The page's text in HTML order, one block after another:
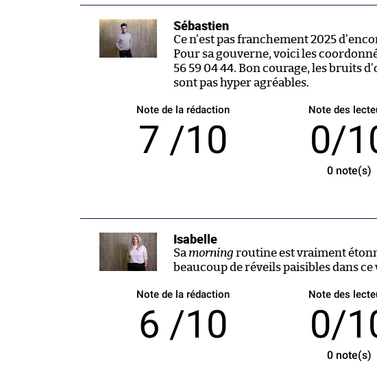
Sébastien
Ce n’est pas franchement 2025
Pour sa gouverne, voici les
56 59 04 44. Bon courage, les bruits
sont pas hyper agréables.
Note de la rédaction
7 /10
Note des
0/
0 note(s)
Isabelle
Sa morning routine est vraiment
beaucoup de réveils paisibles dans ce
Note de la rédaction
6 /10
Note des
0/
0 note(s)